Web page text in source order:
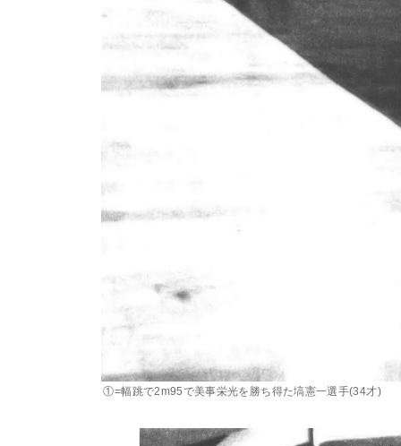
①=幅跳で2m95で美事栄光を勝ち得た塙憲一選手(34才)